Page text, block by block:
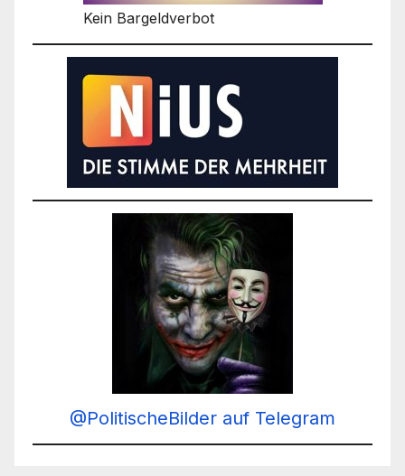
Kein Bargeldverbot
@PolitischeBilder auf Telegram